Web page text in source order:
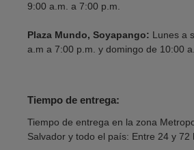
9:00 a.m. a 7:00 p.m.
Plaza Mundo, Soyapango: Lunes a
a.m a 7:00 p.m. y domingo de 10:00
Tiempo de entrega:
Tiempo de entrega en la zona
Salvador y todo el país: Entre 24 y 72